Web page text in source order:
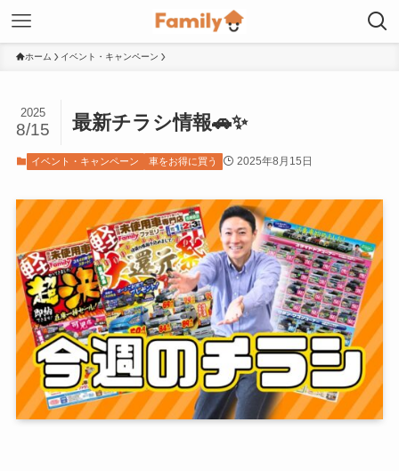
ホーム イベント・キャンペーン
最新チラシ情報🚗✨
2025
8/15
イベント・キャンペーン 車をお得に買う 2025年8月15日